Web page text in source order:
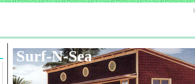
|
Surf-N-Sea